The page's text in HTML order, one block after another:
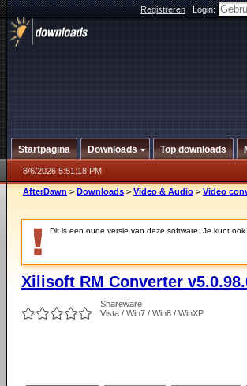
Registreren|Login:
Startpagina Downloads Top downloads
8/6/2026 5:51:18 PM
AfterDawn > Downloads > Video & Audio > Video
Dit is een oude versie van deze software. Je kunt ook
Xilisoft RM Converter
Shareware
Vista / Win7 / Win8 / WinXP